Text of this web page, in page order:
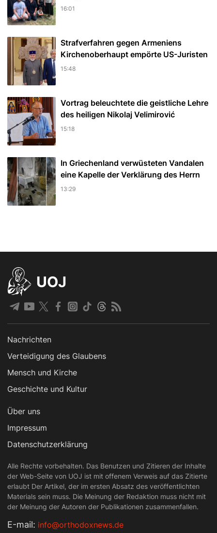
16:01
Strafverfahren gegen Armeniens
Kirchenoberhaupt empörte US-Juristen
15:48
Vortrag beleuchtete die geistliche Lehre
des heiligen Nikolaj Velimirović
15:18
In Griechenland verwüsteten Vandalen
eine Kapelle der Verklärung des Herrn
13:29
UOJ
Nachrichten
Verteidigung des Glaubens
Mensch und Kirche
Geschichte und Kultur
Über uns
Impressum
Datenschutzerklärung
Alle Rechte vorbehalten. Das Benutzen und Zitieren der Inhalte
der Web-Seite von UOJ ist mit offenem Verweis auf das Zitierte
erlaubt Der Artikel, der im ersten Absatz des veröffentlichten
Materials sein muss. Die Meinung der Redaktion muss nicht mit
der Meinung der Autoren der Publikationen zusammenfallen.
Е-mail: info@orthodoxnews.de